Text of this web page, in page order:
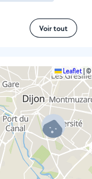
Voir tout
Leaflet |©